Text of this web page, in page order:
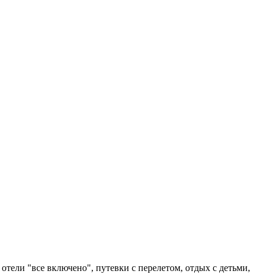
"все включено", путевки с перелетом, отдых с детьми,